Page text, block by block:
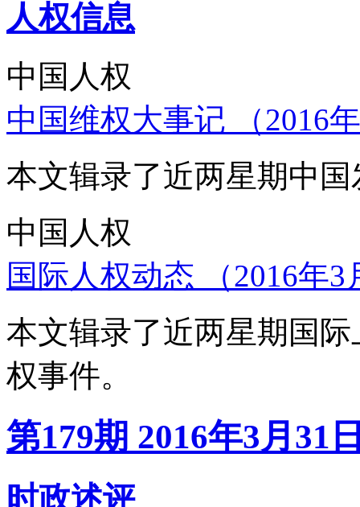
人权信息
中国人权
中国维权大事记 （2016
本文辑录了近两星期中
中国人权
国际人权动态 （2016年
本文辑录了近两星期国
权事件。
第179期 2016年3月31
时政述评